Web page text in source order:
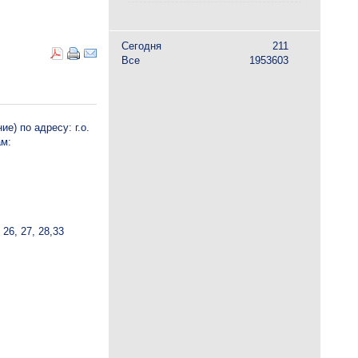
по адресу: г.о.
27, 28,33
Сегодня
211
Все
1953603